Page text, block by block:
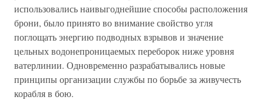
использовались наивыгоднейшие способы расположения
брони, было принято во внимание свойство угля
поглощать энергию подводных взрывов и значение
цельных водонепроницаемых переборок ниже уровня
ватерлинии. Одновременно разрабатывались новые
принципы организации службы по борьбе за живучесть
корабля в бою.